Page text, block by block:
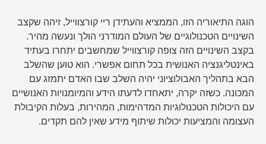
הוגה התיאוריה הזו, הממציא והעתידן ריי קורצווייל, זיהה שקצב
השינויים הטכנולוגיים של העולם המודרני הולך ונעשה מהיר.
בקצב השינויים הזה צופה קורצווייל שמחשבים יתחרו בעתיד
באינטליגנציה האנושית בכל תחום אפשרי. הוא טוען שהשלב
הבא בתהליך האבולוציוני יהיה השלב שבו האדם יתמזג עם
המכונה. כשזה יקרה, יתאחדו לדעתו הידע והמיומנויות האנושיים
עם היכולות הטכנולוגיות המדהימות, המהירות, בעלות הקיבולת
העצומה והמציעות יכולות שיתוף מידע שאין להם תקדים.